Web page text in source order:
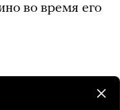
во время его